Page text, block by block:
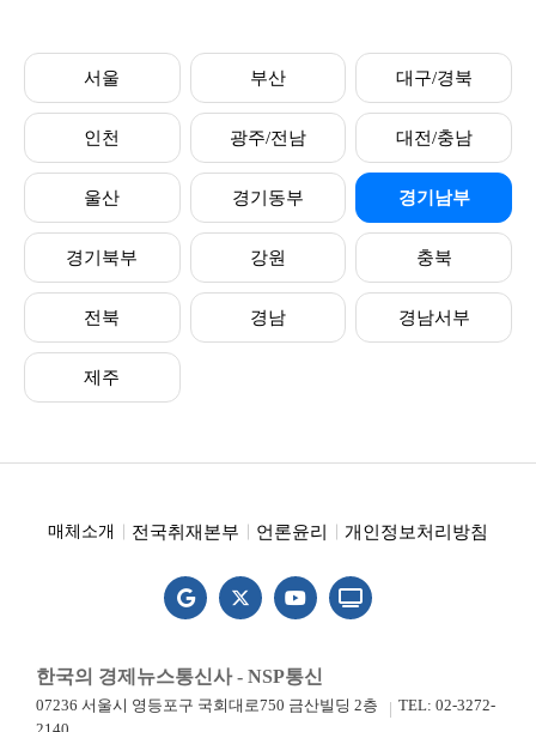
서울 부산 대구/경북
인천 광주/전남 대전/충남
울산 경기동부 경기남부
경기북부 강원 충북
전북 경남 경남서부
제주
매체소개 전국취재본부 언론윤리 개인정보처리방침
한국의 경제뉴스통신사 - NSP통신
07236 서울시 영등포구 국회대로750 금산빌딩 2층
TEL: 02-3272-